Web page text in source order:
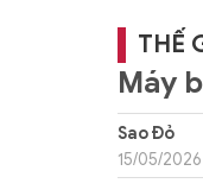
THẾ
Máy
Sao Đỏ
15/05/